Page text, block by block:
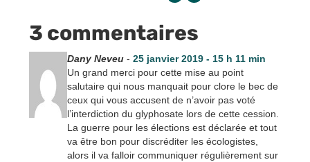
3 commentaires
Dany Neveu- 25 janvier 2019 - 15 h 11 min
Un grand merci pour cette mise au point
salutaire qui nous manquait pour clore le bec de
ceux qui vous accusent de n’avoir pas voté
l’interdiction du glyphosate lors de cette cession.
La guerre pour les élections est déclarée et tout
va être bon pour discréditer les écologistes,
alors il va falloir communiquer régulièrement sur